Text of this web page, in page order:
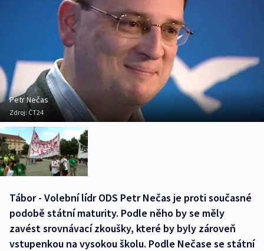
Petr Nečas
Zdroj: ČT24
Tábor - Volební lídr ODS Petr Nečas je proti současné
podobě státní maturity. Podle něho by se měly
zavést srovnávací zkoušky, které by byly zároveň
vstupenkou na vysokou školu. Podle Nečase se státní